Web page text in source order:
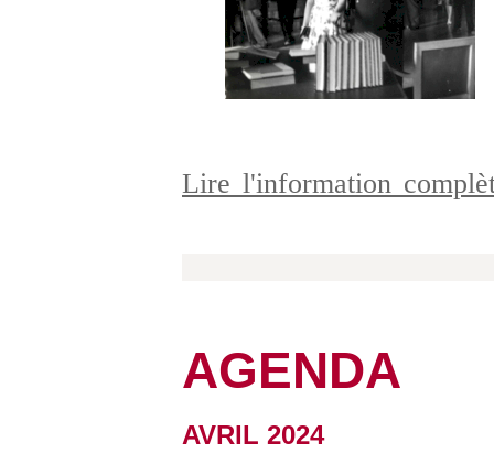
Lire l'information
AGENDA
AVRIL 2024